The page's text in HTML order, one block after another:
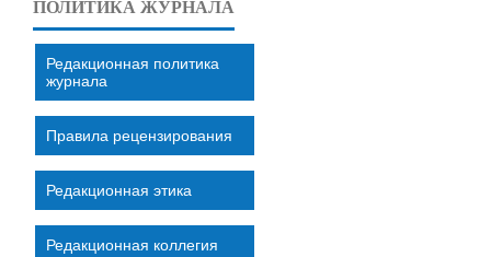
ПОЛИТИКА ЖУРНАЛА
Редакционная политика
журнала
Правила рецензирования
Редакционная этика
Редакционная коллегия